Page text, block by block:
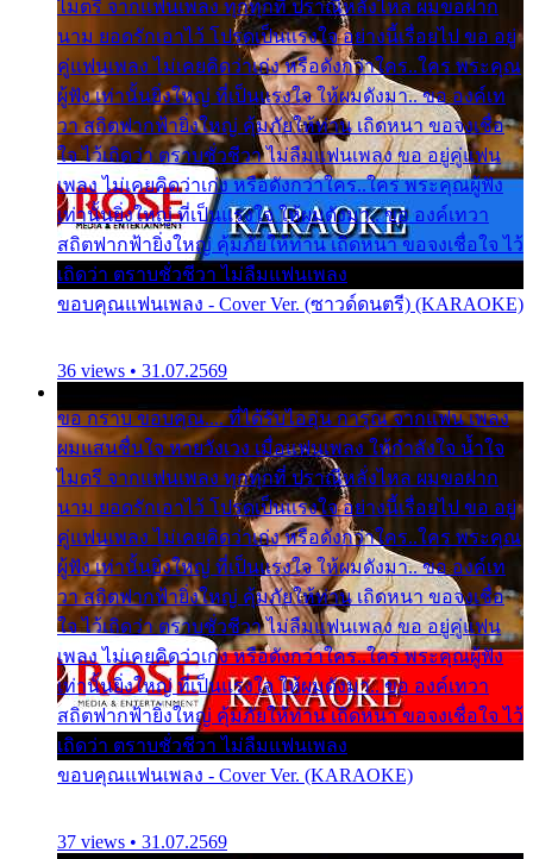
ไมตรี จากแฟนเพลง ทุกทุกที่ ปราณีหลั่งไหล ผมขอฝาก
นาม ยอดรักเอาไว้ โปรดเป็นแรงใจ อย่างนี้เรื่อยไป ขอ อยู่
คู่แฟนเพลง ไม่เคยคิดว่าเก่ง หรือดังกว่าใคร..ใคร พระคุณ
ผู้ฟัง เท่านั้นยิ่งใหญ่ ที่เป็นแรงใจ ให้ผมดังมา.. ขอ องค์เท
วา สถิตฟากฟ้ายิ่งใหญ่ คุ้มภัยให้ท่าน เถิดหนา ขอจงเชื่อ
ใจ ไว้เถิดว่า ตราบชั่วชีวา ไม่ลืมแฟนเพลง ขอ อยู่คู่แฟน
เพลง ไม่เคยคิดว่าเก่ง หรือดังกว่าใคร..ใคร พระคุณผู้ฟัง
เท่านั้นยิ่งใหญ่ ที่เป็นแรงใจ ให้ผมดังมา.. ขอ องค์เทวา
สถิตฟากฟ้ายิ่งใหญ่ คุ้มภัยให้ท่าน เถิดหนา ขอจงเชื่อใจ ไว้
เถิดว่า ตราบชั่วชีวา ไม่ลืมแฟนเพลง
ขอบคุณแฟนเพลง - Cover Ver. (ซาวด์ดนตรี) (KARAOKE)
36 views • 31.07.2569
ขอ กราบ ขอบคุณ.... ที่ได้รับไออุ่น การุณ จากแฟน เพลง
ผมแสนชื่นใจ หายวังเวง เมื่อแฟนเพลง ให้กำลังใจ น้ำใจ
ไมตรี จากแฟนเพลง ทุกทุกที่ ปราณีหลั่งไหล ผมขอฝาก
นาม ยอดรักเอาไว้ โปรดเป็นแรงใจ อย่างนี้เรื่อยไป ขอ อยู่
คู่แฟนเพลง ไม่เคยคิดว่าเก่ง หรือดังกว่าใคร..ใคร พระคุณ
ผู้ฟัง เท่านั้นยิ่งใหญ่ ที่เป็นแรงใจ ให้ผมดังมา.. ขอ องค์เท
วา สถิตฟากฟ้ายิ่งใหญ่ คุ้มภัยให้ท่าน เถิดหนา ขอจงเชื่อ
ใจ ไว้เถิดว่า ตราบชั่วชีวา ไม่ลืมแฟนเพลง ขอ อยู่คู่แฟน
เพลง ไม่เคยคิดว่าเก่ง หรือดังกว่าใคร..ใคร พระคุณผู้ฟัง
เท่านั้นยิ่งใหญ่ ที่เป็นแรงใจ ให้ผมดังมา.. ขอ องค์เทวา
สถิตฟากฟ้ายิ่งใหญ่ คุ้มภัยให้ท่าน เถิดหนา ขอจงเชื่อใจ ไว้
เถิดว่า ตราบชั่วชีวา ไม่ลืมแฟนเพลง
ขอบคุณแฟนเพลง - Cover Ver. (KARAOKE)
37 views • 31.07.2569